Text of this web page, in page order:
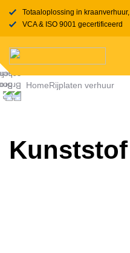
Totaaloplossing in
VCA & ISO 9001 gecertificeerd
HomeRijplaten verhuur